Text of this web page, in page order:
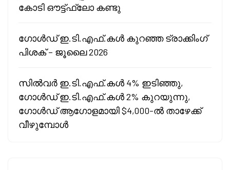
കോടി ഔട്ട്‌ഫ്ലോ കണ്ടു
ഗോൾഡ് ഇ.ടി.എഫ്.കൾ കുറഞ്ഞ ട്രാക്കിംഗ്
പിശക് – ജൂലൈ 2026
സിൽവർ ഇ.ടി.എഫ്.കൾ 4% ഇടിഞ്ഞു,
ഗോൾഡ് ഇ.ടി.എഫ്.കൾ 2% കുറയുന്നു,
ഗോൾഡ് ആഗോളമായി $4,000-ൽ താഴേക്ക്
വീഴുമ്പോൾ